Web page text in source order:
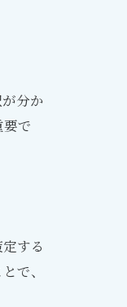
分か
で
する
で、